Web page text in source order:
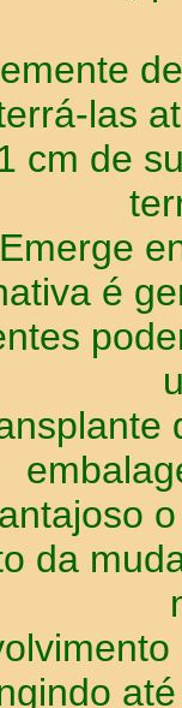
las
cm de
Emerge
é
da